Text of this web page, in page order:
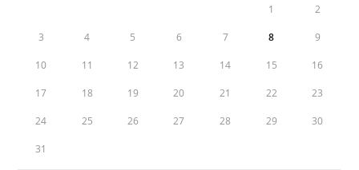
1 2
3 4 5 6 7 8 9
10 11 12 13 14 15 16
17 18 19 20 21 22 23
24 25 26 27 28 29 30
31